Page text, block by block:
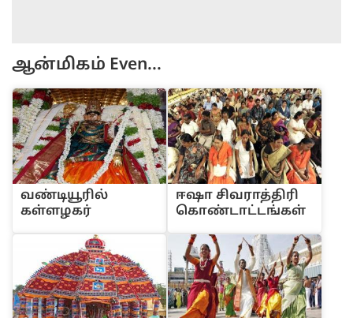
ஆன்மிகம் Even...
வ‌ண்டியூ‌ரி‌ல்
க‌ள்ளழக‌ர்
ஈஷா ‌சிவரா‌த்‌தி‌ரி
கொ‌ண்டா‌ட்ட‌ங்க‌ள்